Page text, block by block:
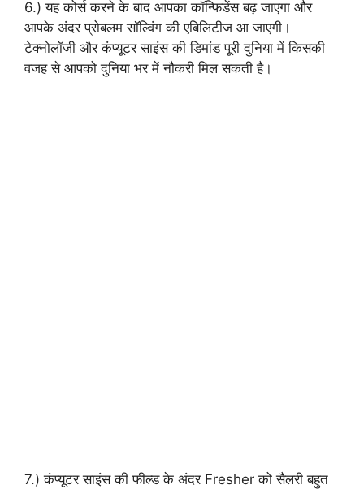
6.) यह कोर्स करने के बाद आपका कॉन्फिडेंस बढ़ जाएगा और
आपके अंदर प्रोबलम सॉल्विंग की एबिलिटीज आ जाएगी।
टेक्नोलॉजी और कंप्यूटर साइंस की डिमांड पूरी दुनिया में किसकी
वजह से आपको दुनिया भर में नौकरी मिल सकती है।
7.) कंप्यूटर साइंस की फील्ड के अंदर Fresher को सैलरी बहुत